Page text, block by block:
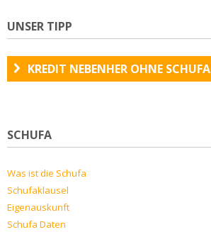
UNSER TIPP
KREDIT NEBENHER OHNE SCHUFA
SCHUFA
Was ist die Schufa
Schufaklausel
Eigenauskunft
Schufa Daten